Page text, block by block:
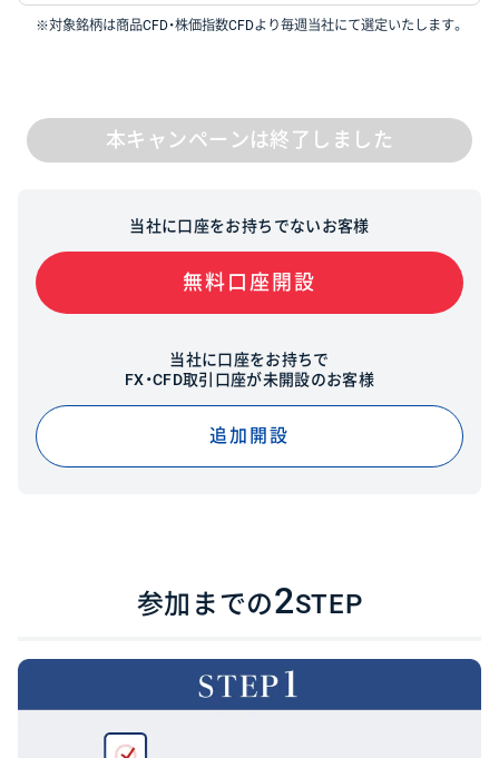
※対象銘柄は商品CFD・株価指数CFDより毎週当社にて選定いたします。
本キャンペーンは終了しました
当社に口座をお持ちでないお客様
無料口座開設
当社に口座をお持ちで
FX・CFD取引口座が未開設のお客様
追加開設
参加までの2STEP